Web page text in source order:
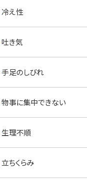
冷え性
吐き気
手足のしびれ
物事に集中できない
生理不順
立ちくらみ